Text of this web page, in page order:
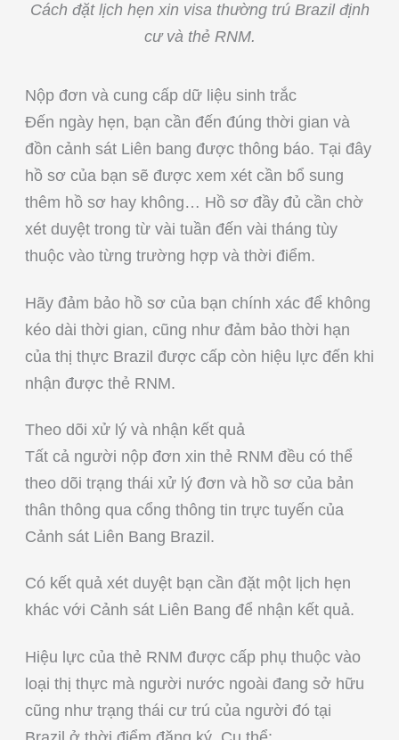
Cách đặt lịch hẹn xin visa thường trú Brazil định
cư và thẻ RNM.
Nộp đơn và cung cấp dữ liệu sinh trắc
Đến ngày hẹn, bạn cần đến đúng thời gian và
đồn cảnh sát Liên bang được thông báo. Tại đây
hồ sơ của bạn sẽ được xem xét cần bổ sung
thêm hồ sơ hay không… Hồ sơ đầy đủ cần chờ
xét duyệt trong từ vài tuần đến vài tháng tùy
thuộc vào từng trường hợp và thời điểm.
Hãy đảm bảo hồ sơ của bạn chính xác để không
kéo dài thời gian, cũng như đảm bảo thời hạn
của thị thực Brazil được cấp còn hiệu lực đến khi
nhận được thẻ RNM.
Theo dõi xử lý và nhận kết quả
Tất cả người nộp đơn xin thẻ RNM đều có thể
theo dõi trạng thái xử lý đơn và hồ sơ của bản
thân thông qua cổng thông tin trực tuyến của
Cảnh sát Liên Bang Brazil.
Có kết quả xét duyệt bạn cần đặt một lịch hẹn
khác với Cảnh sát Liên Bang để nhận kết quả.
Hiệu lực của thẻ RNM được cấp phụ thuộc vào
loại thị thực mà người nước ngoài đang sở hữu
cũng như trạng thái cư trú của người đó tại